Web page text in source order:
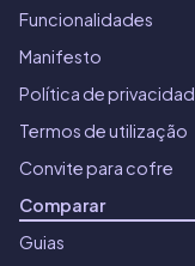
Funcionalidades
Manifesto
Política de
Termos de utilização
Convite para cofre
Comparar
Guias